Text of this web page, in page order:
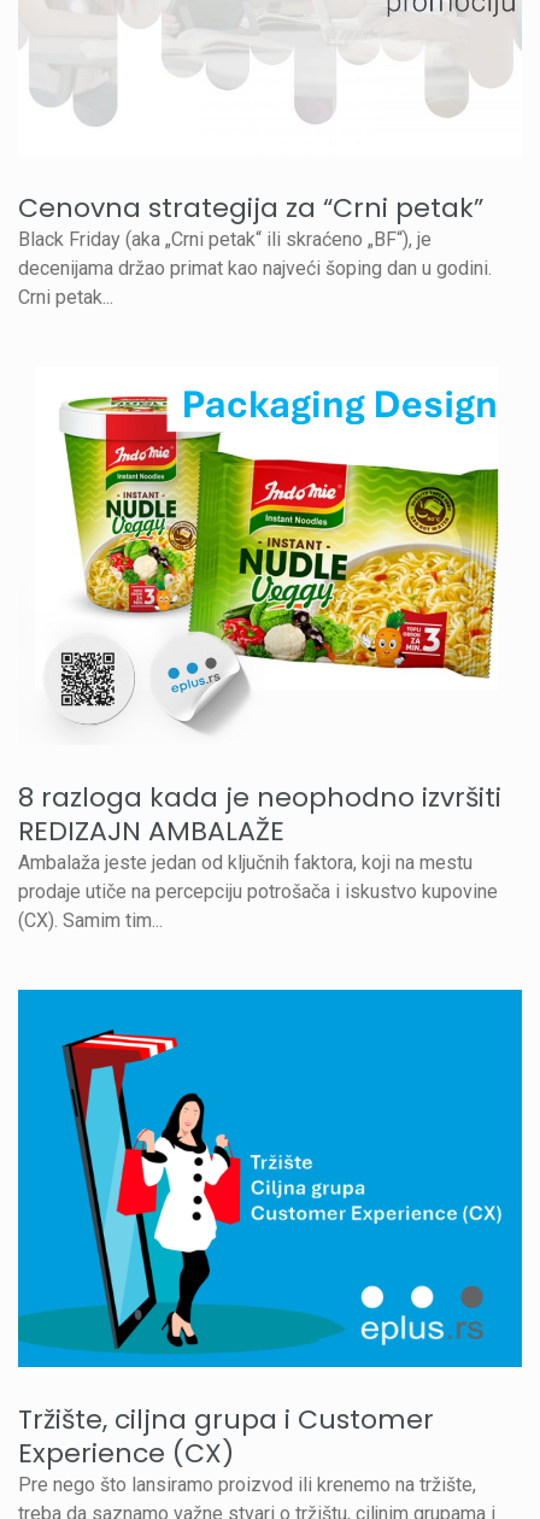
Cenovna strategija za “Crni petak”
Black Friday (aka „Crni petak“ ili skraćeno „BF“), je
decenijama držao primat kao najveći šoping dan u godini.
Crni petak...
8 razloga kada je neophodno izvršiti
REDIZAJN AMBALAŽE
Ambalaža jeste jedan od ključnih faktora, koji na mestu
prodaje utiče na percepciju potrošača i iskustvo kupovine
(CX). Samim tim...
Tržište, ciljna grupa i Customer
Experience (CX)
Pre nego što lansiramo proizvod ili krenemo na tržište,
treba da saznamo važne stvari o tržištu, ciljnim grupama i